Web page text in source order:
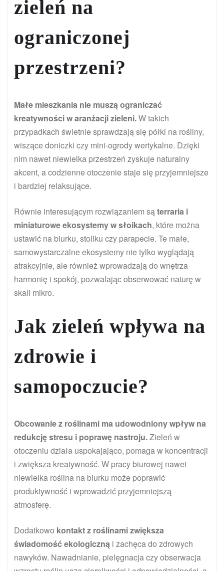
zieleń na
ograniczonej
przestrzeni?
Małe mieszkania nie muszą ograniczać
kreatywności w aranżacji zieleni.W takich
przypadkach świetnie sprawdzają się półki na rośliny,
wiszące doniczki czy mini-ogrody wertykalne. Dzięki
nim nawet niewielka przestrzeń zyskuje naturalny
akcent, a codzienne otoczenie staje się przyjemniejsze
i bardziej relaksujące.
Równie interesującym rozwiązaniem sąterraria i
miniaturowe ekosystemy w słoikach, które można
ustawić na biurku, stoliku czy parapecie. Te małe,
samowystarczalne ekosystemy nie tylko wyglądają
atrakcyjnie, ale również wprowadzają do wnętrza
harmonię i spokój, pozwalając obserwować naturę w
skali mikro.
Jak zieleń wpływa na
zdrowie i
samopoczucie?
Obcowanie z roślinami ma udowodniony wpływ na
redukcję stresu i poprawę nastroju.Zieleń w
otoczeniu działa uspokajająco, pomaga w koncentracji
i zwiększa kreatywność. W pracy biurowej nawet
niewielka roślina na biurku może poprawić
produktywność i wprowadzić przyjemniejszą
atmosferę.
Dodatkowo kontakt z roślinami zwiększa
świadomość ekologiczną i zachęca do zdrowych
nawyków. Nawadnianie, pielęgnacja czy obserwacja